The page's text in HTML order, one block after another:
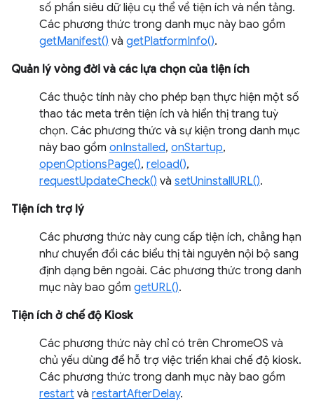
số phần siêu dữ liệu cụ thể về tiện ích và nền tảng.
Các phương thức trong danh mục này bao gồm
getManifest() và getPlatformInfo().
Quản lý vòng đời và các lựa chọn của tiện ích
Các thuộc tính này cho phép bạn thực hiện một số
thao tác meta trên tiện ích và hiển thị trang tuỳ
chọn. Các phương thức và sự kiện trong danh mục
này bao gồm onInstalled, onStartup,
openOptionsPage(), reload(),
requestUpdateCheck() và setUninstallURL().
Tiện ích trợ lý
Các phương thức này cung cấp tiện ích, chẳng hạn
như chuyển đổi các biểu thị tài nguyên nội bộ sang
định dạng bên ngoài. Các phương thức trong danh
mục này bao gồm getURL().
Tiện ích ở chế độ Kiosk
Các phương thức này chỉ có trên ChromeOS và
chủ yếu dùng để hỗ trợ việc triển khai chế độ kiosk.
Các phương thức trong danh mục này bao gồm
restart và restartAfterDelay.